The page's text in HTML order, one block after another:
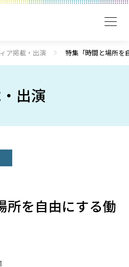
ア掲載・出演 特集「時間と場所を
出演
所を自由にする働